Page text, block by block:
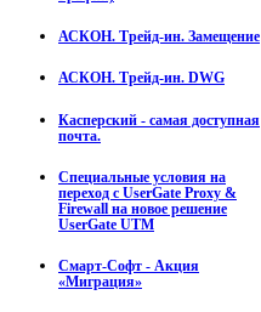
АСКОН. Трейд-ин. Замещение
АСКОН. Трейд-ин. DWG
Касперский - самая доступная
почта.
Специальные условия на
переход с UserGate Proxy &
Firewall на новое решение
UserGate UTM
Смарт-Софт - Акция
«Миграция»